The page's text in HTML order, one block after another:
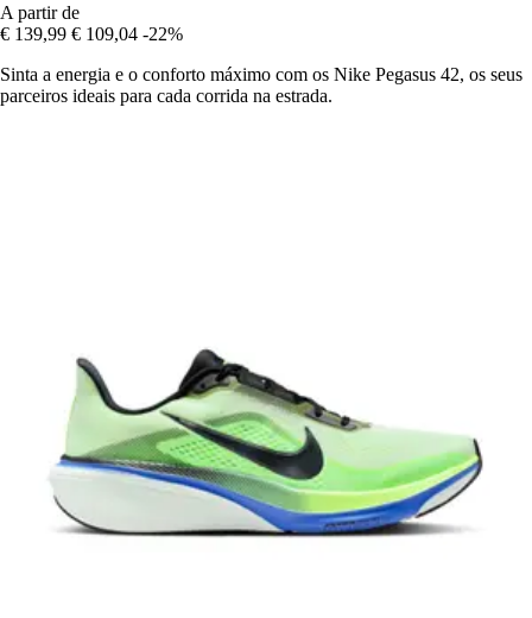
A partir de
€ 139,99 € 109,04 -22%
Sinta a energia e o conforto máximo com os Nike Pegasus 42, os seus
parceiros ideais para cada corrida na estrada.